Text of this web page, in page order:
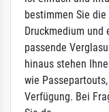
bestimmen Sie
Druckmedium und
passende
hinaus stehen
wie
Verfügung. Bei